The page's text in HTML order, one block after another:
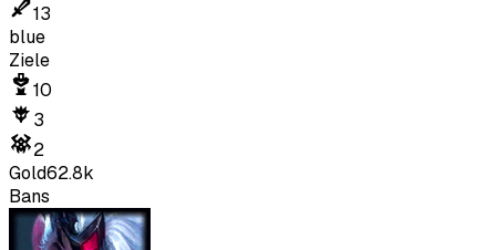
13
blue
Ziele
10
3
2
Gold62.8k
Bans